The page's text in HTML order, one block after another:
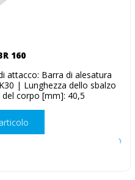
160
attacco: Barra di alesatura
| Lunghezza dello sbalzo
corpo [mm]: 40,5